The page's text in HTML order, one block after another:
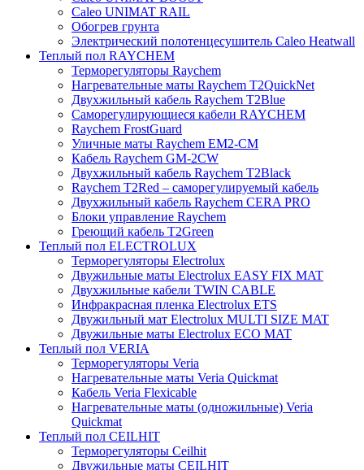
Caleo UNIMAT RAIL
Обогрев грунта
Электрический полотенцесушитель Caleo Heatwall
Теплый пол RAYCHEM
Терморегуляторы Raychem
Нагревательные маты Raychem T2QuickNet
Двухжильный кабель Raychem T2Blue
Саморегулирующиеся кабели RAYCHEM
Raychem FrostGuard
Уличные маты Raychem EM2-CM
Кабель Raychem GM-2CW
Двухжильный кабель Raychem T2Black
Raychem T2Red – саморегулируемый кабель
Двухжильный кабель Raychem CERA PRO
Блоки управление Raychem
Греющий кабель T2Green
Теплый пол ELECTROLUX
Терморегуляторы Electrolux
Двужильные маты Electrolux EASY FIX MAT
Двухжильные кабели TWIN CABLE
Инфракрасная пленка Electrolux ETS
Двужильный мат Electrolux MULTI SIZE MAT
Двужильные маты Electrolux ECO MAT
Теплый пол VERIA
Терморегуляторы Veria
Нагревательные маты Veria Quickmat
Кабель Veria Flexicable
Нагревательные маты (одножильные) Veria
Quickmat
Теплый пол CEILHIT
Терморегуляторы Ceilhit
Двужильные маты CEILHIT